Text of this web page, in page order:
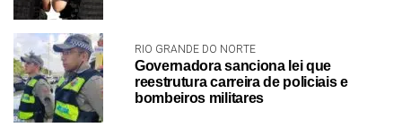
RIO GRANDE DO NORTE
Governadora sanciona lei que
reestrutura carreira de policiais e
bombeiros militares